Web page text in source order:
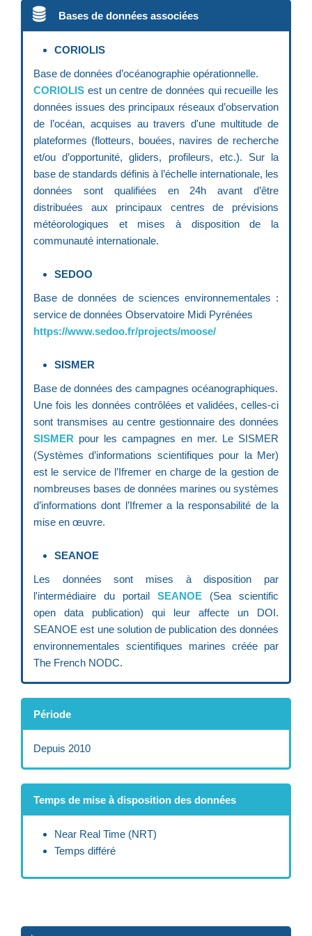
Bases de données associées
CORIOLIS
Base de données d’océanographie opérationnelle.
CORIOLIS est un centre de données qui recueille les
données issues des principaux réseaux d’observation
de l’océan, acquises au travers d'une multitude de
plateformes (flotteurs, bouées, navires de recherche
et/ou d’opportunité, gliders, profileurs, etc.). Sur la
base de standards définis à l’échelle internationale, les
données sont qualifiées en 24h avant d’être
distribuées aux principaux centres de prévisions
météorologiques et mises à disposition de la
communauté internationale.
SEDOO
Base de données de sciences environnementales :
service de données Observatoire Midi Pyrénées
https://www.sedoo.fr/projects/moose/
SISMER
Base de données des campagnes océanographiques.
Une fois les données contrôlées et validées, celles-ci
sont transmises au centre gestionnaire des données
SISMER pour les campagnes en mer. Le SISMER
(Systèmes d’informations scientifiques pour la Mer)
est le service de l’Ifremer en charge de la gestion de
nombreuses bases de données marines ou systèmes
d’informations dont l’Ifremer a la responsabilité de la
mise en œuvre.
SEANOE
Les données sont mises à disposition par
l'intermédiaire du portail SEANOE (Sea scientific
open data publication) qui leur affecte un DOI.
SEANOE est une solution de publication des données
environnementales scientifiques marines créée par
The French NODC.
Période
Depuis 2010
Temps de mise à disposition des données
Near Real Time (NRT)
Temps différé